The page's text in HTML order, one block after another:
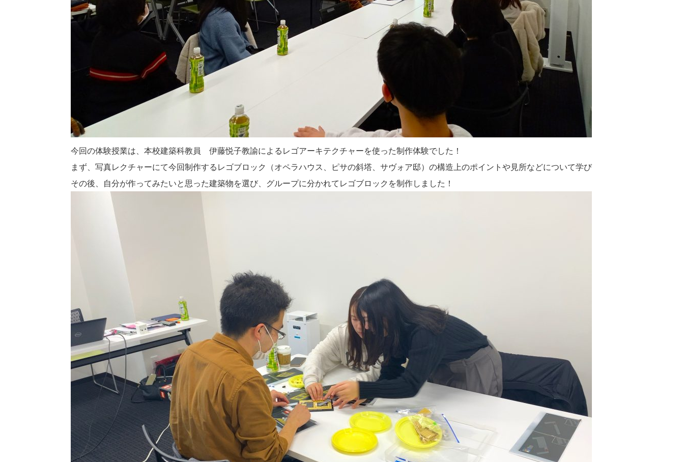
今回の体験授業は、本校建築科教員 伊藤悦子教諭によるレゴアーキテクチャーを使った制作体験でした！
まず、写真レクチャーにて今回制作するレゴブロック（オペラハウス、ピサの斜塔、サヴォア邸）の構造上のポイントや見所などについて学び
その後、自分が作ってみたいと思った建築物を選び、グループに分かれてレゴブロックを制作しました！